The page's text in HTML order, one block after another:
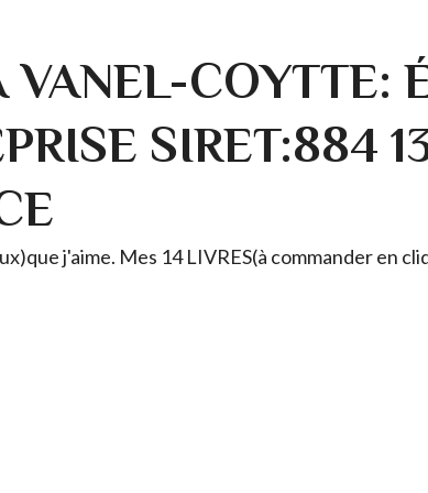
VANEL-COYTTE:
SIRET:884
j'aime. Mes 14 LIVRES(à commander en